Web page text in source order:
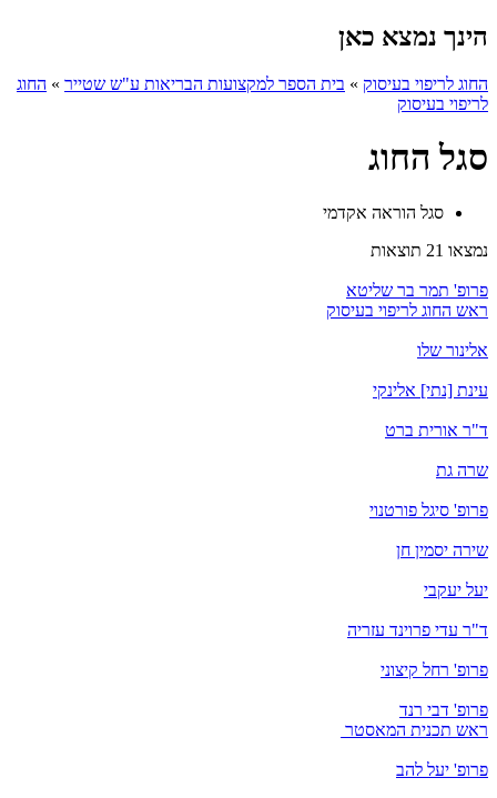
הינך נמצא כאן
החוג לריפוי בעיסוק » בית הספר למקצועות הבריאות ע"ש שטייר » החוג
לריפוי בעיסוק
סגל החוג
סגל הוראה אקדמי
נמצאו 21 תוצאות
פרופ' תמר בר שליטא
ראש החוג לריפוי בעיסוק
אלינור שלו
עינת [נתי] אלינקי
ד"ר אורית ברט
שרה גת
פרופ' סיגל פורטנוי
שירה יסמין חן
יעל יעקבי
ד"ר עדי פרוינד עזריה
פרופ' רחל קיצוני
פרופ' דבי רנד
ראש תכנית המאסטר
פרופ' יעל להב